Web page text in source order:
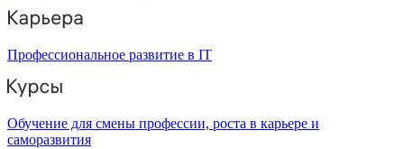
Профессиональное развитие в IT
Обучение для смены профессии, роста в карьере и
саморазвития